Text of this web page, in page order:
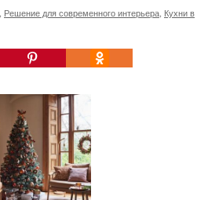
Решение для современного интерьера Кухни в